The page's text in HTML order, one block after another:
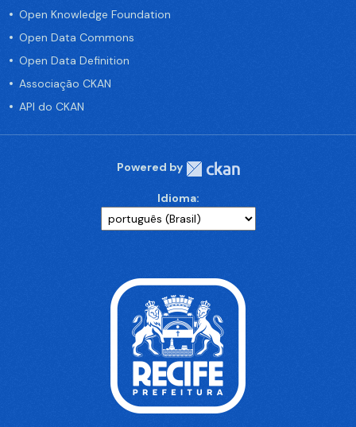
Open Knowledge Foundation
Open Data Commons
Open Data Definition
Associação CKAN
API do CKAN
Powered by
Idioma